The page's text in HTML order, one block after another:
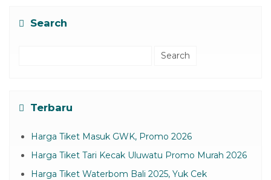
Search
Terbaru
Harga Tiket Masuk GWK, Promo 2026
Harga Tiket Tari Kecak Uluwatu Promo Murah 2026
Harga Tiket Waterbom Bali 2025, Yuk Cek